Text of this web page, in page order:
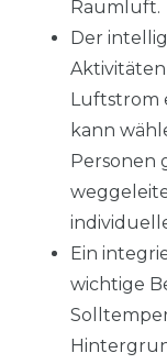
Raumluft.
Der
Luftstrom
kann
Personen
Ein
wichtige